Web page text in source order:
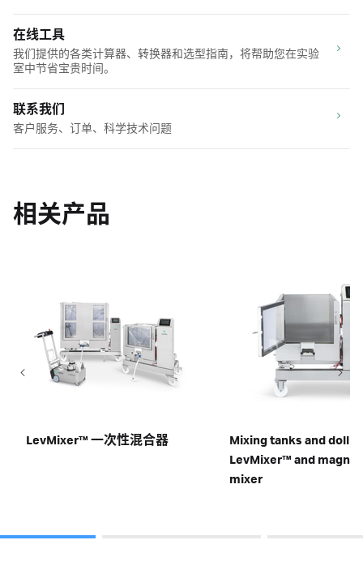
在线工具
我们提供的各类计算器、转换器和选型指南，将帮助您在实验
室中节省宝贵时间。
联系我们
客户服务、订单、科学技术问题
相关产品
LevMixer™ 一次性混合器
Mixing tanks and
LevMixer™ and
mixer